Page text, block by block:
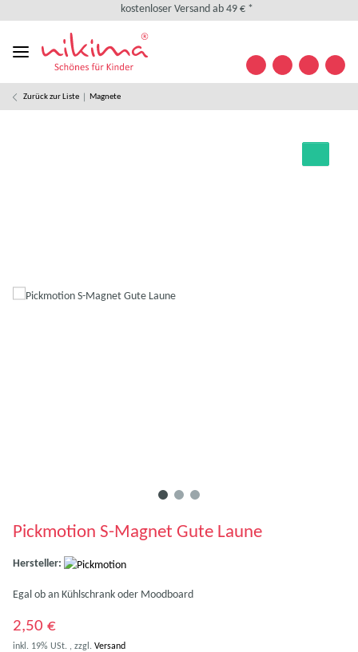
kostenloser Versand ab 49 € *
weltweiter Versand
+49 (0) 35841/ 63 32 09
Designed in Germany
Zurück zur Liste Magnete
Pickmotion S-Magnet Gute Laune
Hersteller:
Egal ob an Kühlschrank oder Moodboard
2,50 €
inkl. 19% USt. , zzgl. Versand